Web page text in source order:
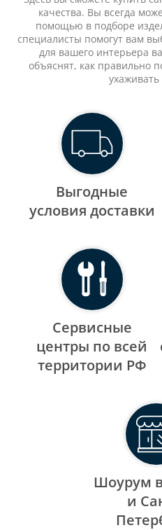
качества. Вы всегда
помощью в подборе
специалисты помогут вам
для вашего интерьера
объяснят, как правильно
Выгодные
уcловия доставки
Сервисные
центры по всей
территории РФ
Шоурум
и